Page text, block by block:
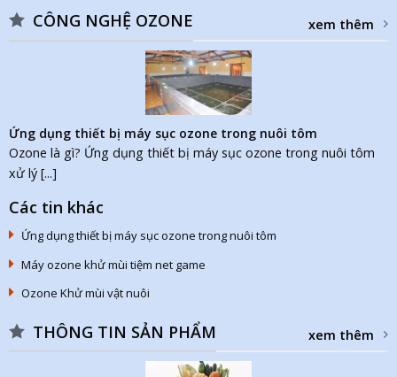
CÔNG NGHỆ OZONE xem thêm
Ứng dụng thiết bị máy sục ozone trong nuôi tôm
Ozone là gì? Ứng dụng thiết bị máy sục ozone trong nuôi tôm
xử lý [...]
Các tin khác
Ứng dụng thiết bị máy sục ozone trong nuôi tôm
Máy ozone khử mùi tiệm net game
Ozone Khử mùi vật nuôi
THÔNG TIN SẢN PHẨM xem thêm